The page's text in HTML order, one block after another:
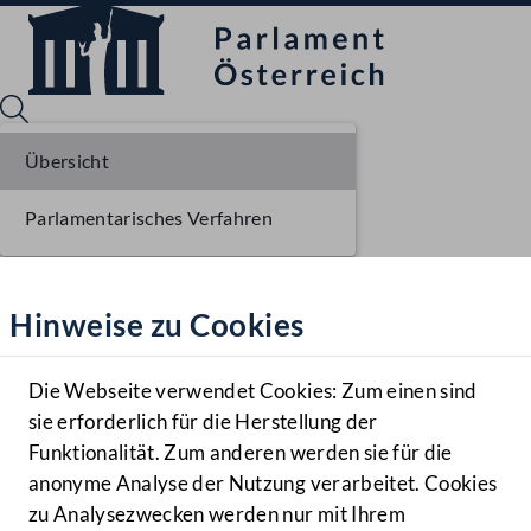
Hilfe
Benutzer
Navigationsmenü öffnen
MENÜ
Hinweise zu Cookies
Die Webseite verwendet Cookies: Zum einen sind
sie erforderlich für die Herstellung der
Funktionalität. Zum anderen werden sie für die
anonyme Analyse der Nutzung verarbeitet. Cookies
zu Analysezwecken werden nur mit Ihrem
Übersicht
Parlamentarisches Verfahren